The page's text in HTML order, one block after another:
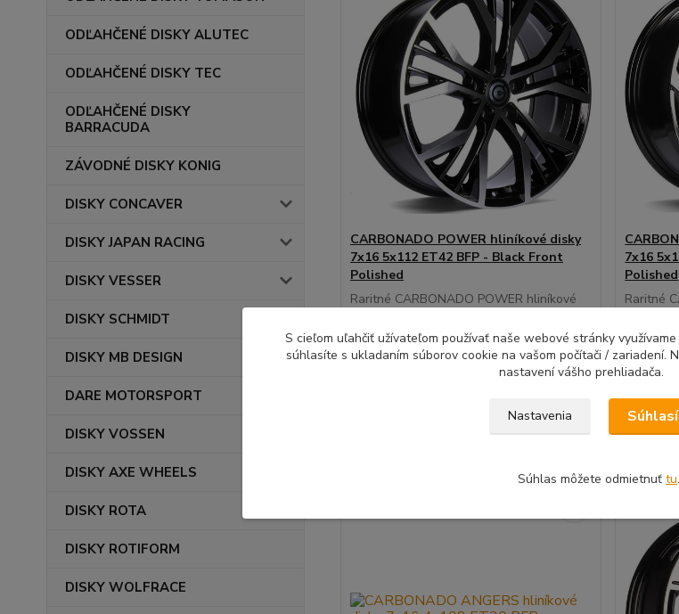
ODĽAHČENÉ DISKY ALUTEC
ODĽAHČENÉ DISKY TEC
ODĽAHČENÉ DISKY
BARRACUDA
ZÁVODNÉ DISKY KONIG
DISKY CONCAVER
DISKY JAPAN RACING
DISKY VESSER
DISKY SCHMIDT
DISKY MB DESIGN
DARE MOTORSPORT
DISKY VOSSEN
DISKY AXE WHEELS
DISKY ROTA
DISKY ROTIFORM
DISKY WOLFRACE
CARBONADO POWER hliníkové disky
7x16 5x112 ET42 BFP - Black Front
Polished
Raritné CARBONADO POWER hliníkové
Do 7 dní |
Doprava 4ks
zadarmo |
Pridať do košíka
7x16
Polished
Raritné
103,35
S cieľom uľahčiť užívateľom používať naše webové stránky
súhlasíte s ukladaním súborov cookie na vašom počítači / zariadení.
nastavení vášho prehliadača.
Nastavenia
Súhlas môžete odmietnuť tu.